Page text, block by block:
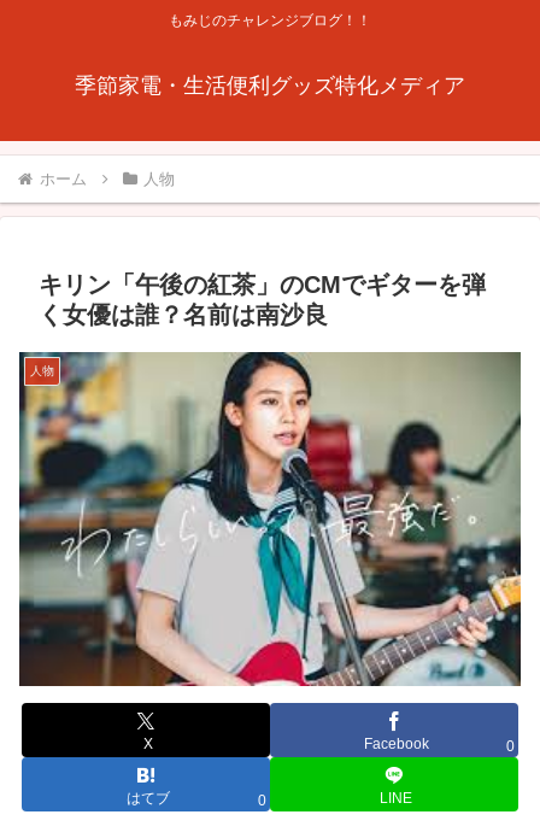
もみじのチャレンジブログ！！
季節家電・生活便利グッズ特化メディア
ホーム 人物
キリン「午後の紅茶」のCMでギターを弾
く女優は誰？名前は南沙良
人物
X Facebook 0
はてブ 0 LINE